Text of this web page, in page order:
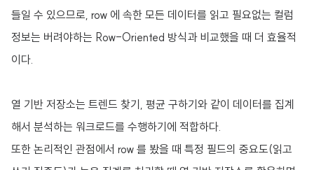
들일 수 있으므로, row 에 속한 모든 데이터를 읽고 필요없는 컬럼
정보는 버려야하는 Row-Oriented 방식과 비교했을 때 더 효율적
이다.
열 기반 저장소는 트렌드 찾기, 평균 구하기와 같이 데이터를 집계
해서 분석하는 워크로드를 수행하기에 적합하다.
또한 논리적인 관점에서 row 를 봤을 때 특정 필드의 중요도(읽고